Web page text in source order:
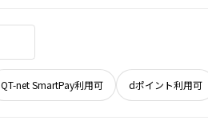
QT-net SmartPay利用可 dポイント利用可